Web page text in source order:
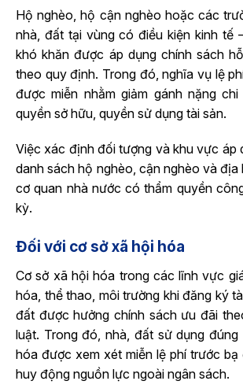
Hộ nghèo, hộ cận nghèo hoặc các
nhà, đất tại vùng có điều kiện kinh tế
khó khăn được áp dụng chính sách
theo quy định. Trong đó, nghĩa vụ lệ
được miễn nhằm giảm gánh nặng
quyền sở hữu, quyền sử dụng tài sản.
Việc xác định đối tượng và khu vực áp
danh sách hộ nghèo, cận nghèo và địa
cơ quan nhà nước có thẩm quyền
kỳ.
Đối với cơ sở xã hội hóa
Cơ sở xã hội hóa trong các lĩnh vực
hóa, thể thao, môi trường khi đăng ký
đất được hưởng chính sách ưu đãi
luật. Trong đó, nhà, đất sử dụng
hóa được xem xét miễn lệ phí trước bạ
huy động nguồn lực ngoài ngân sách.